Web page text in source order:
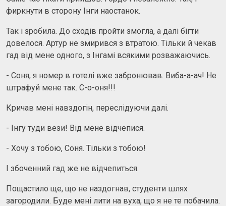
фиркнути в сторону Інги наостанок.
Так і зробила. До сходів пройти змогла, а далі бігти
довелося. Артур не змирився з втратою. Тільки й чекав
гад від мене одного, з Інгамі всякими розважаючись.
- Соня, я номер в готелі вже забронював. Виба-а-ач! Не
штрафуй мене так. С-о-оня!!!
Кричав мені навздогін, переслідуючи далі.
- Інгу туди вези! Від мене відчепися.
- Хочу з тобою, Соня. Тільки з тобою!
І збоченний гад же не відчепиться.
Пощастило ще, що не наздогнав, студенти шлях
загородили. Буде мені лити на вуха, що я не те побачила.